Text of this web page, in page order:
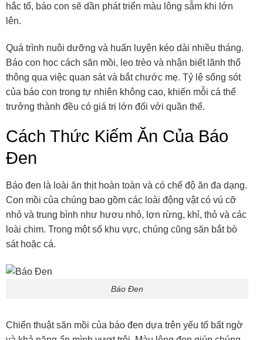
hắc tố, báo con sẽ dần phát triển màu lông sẫm khi lớn
lên.
Quá trình nuôi dưỡng và huấn luyện kéo dài nhiều tháng.
Báo con học cách săn mồi, leo trèo và nhận biết lãnh thổ
thông qua việc quan sát và bắt chước mẹ. Tỷ lệ sống sót
của báo con trong tự nhiên không cao, khiến mỗi cá thể
trưởng thành đều có giá trị lớn đối với quần thể.
Cách Thức Kiếm Ăn Của Báo
Đen
Báo đen là loài ăn thịt hoàn toàn và có chế độ ăn đa dạng.
Con mồi của chúng bao gồm các loài động vật có vú cỡ
nhỏ và trung bình như hươu nhỏ, lợn rừng, khỉ, thỏ và các
loài chim. Trong một số khu vực, chúng cũng săn bắt bò
sát hoặc cá.
Báo Đen
Chiến thuật săn mồi của báo đen dựa trên yếu tố bất ngờ